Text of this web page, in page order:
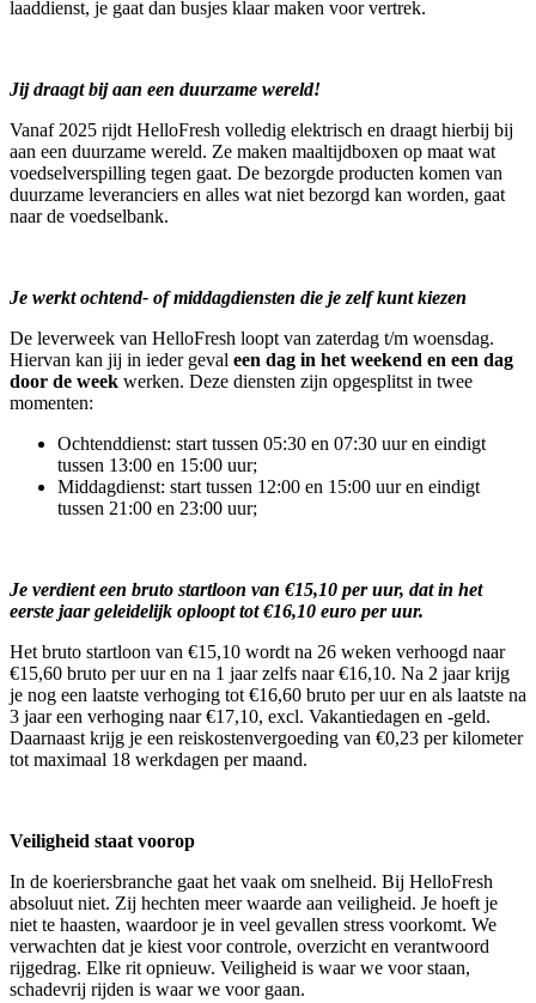
laaddienst, je gaat dan busjes klaar maken voor vertrek.
Jij draagt bij aan een duurzame wereld!
Vanaf 2025 rijdt HelloFresh volledig elektrisch en draagt hierbij bij
aan een duurzame wereld. Ze maken maaltijdboxen op maat wat
voedselverspilling tegen gaat. De bezorgde producten komen van
duurzame leveranciers en alles wat niet bezorgd kan worden, gaat
naar de voedselbank.
Je werkt ochtend- of middagdiensten die je zelf kunt kiezen
De leverweek van HelloFresh loopt van zaterdag t/m woensdag.
Hiervan kan jij in ieder geval een dag in het weekend en een dag
door de week werken. Deze diensten zijn opgesplitst in twee
momenten:
Ochtenddienst: start tussen 05:30 en 07:30 uur en eindigt
tussen 13:00 en 15:00 uur;
Middagdienst: start tussen 12:00 en 15:00 uur en eindigt
tussen 21:00 en 23:00 uur;
Je verdient een bruto startloon van €15,10 per uur, dat in het
eerste jaar geleidelijk oploopt tot €16,10 euro per uur.
Het bruto startloon van €15,10 wordt na 26 weken verhoogd naar
€15,60 bruto per uur en na 1 jaar zelfs naar €16,10. Na 2 jaar krijg
je nog een laatste verhoging tot €16,60 bruto per uur en als laatste na
3 jaar een verhoging naar €17,10, excl. Vakantiedagen en -geld.
Daarnaast krijg je een reiskostenvergoeding van €0,23 per kilometer
tot maximaal 18 werkdagen per maand.
Veiligheid staat voorop
In de koeriersbranche gaat het vaak om snelheid. Bij HelloFresh
absoluut niet. Zij hechten meer waarde aan veiligheid. Je hoeft je
niet te haasten, waardoor je in veel gevallen stress voorkomt. We
verwachten dat je kiest voor controle, overzicht en verantwoord
rijgedrag. Elke rit opnieuw. Veiligheid is waar we voor staan,
schadevrij rijden is waar we voor gaan.